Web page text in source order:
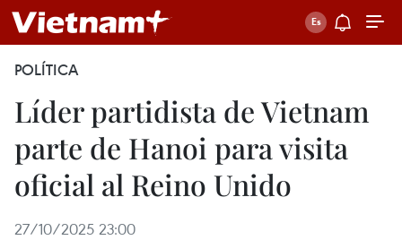
POLÍTICA
Líder partidista de Vietnam
parte de Hanoi para visita
oficial al Reino Unido
27/10/2025 23:00